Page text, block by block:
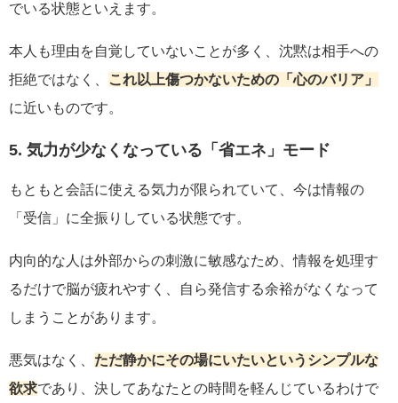
でいる状態といえます。
本人も理由を自覚していないことが多く、沈黙は相手への
拒絶ではなく、
これ以上傷つかないための「心のバリア」
に近いものです。
5. 気力が少なくなっている「省エネ」モード
もともと会話に使える気力が限られていて、今は情報の
「受信」に全振りしている状態です。
内向的な人は外部からの刺激に敏感なため、情報を処理す
るだけで脳が疲れやすく、自ら発信する余裕がなくなって
しまうことがあります。
悪気はなく、 ただ静かにその場にいたいというシンプルな
欲求であり、決してあなたとの時間を軽んじているわけで